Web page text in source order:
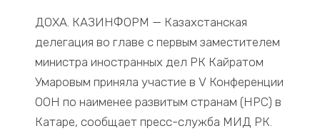
ДОХА. КАЗИНФОРМ — Казахстанская
делегация во главе с первым заместителем
министра иностранных дел РК Кайратом
Умаровым приняла участие в V Конференции
ООН по наименее развитым странам (НРС) в
Катаре, сообщает пресс-служба МИД РК.